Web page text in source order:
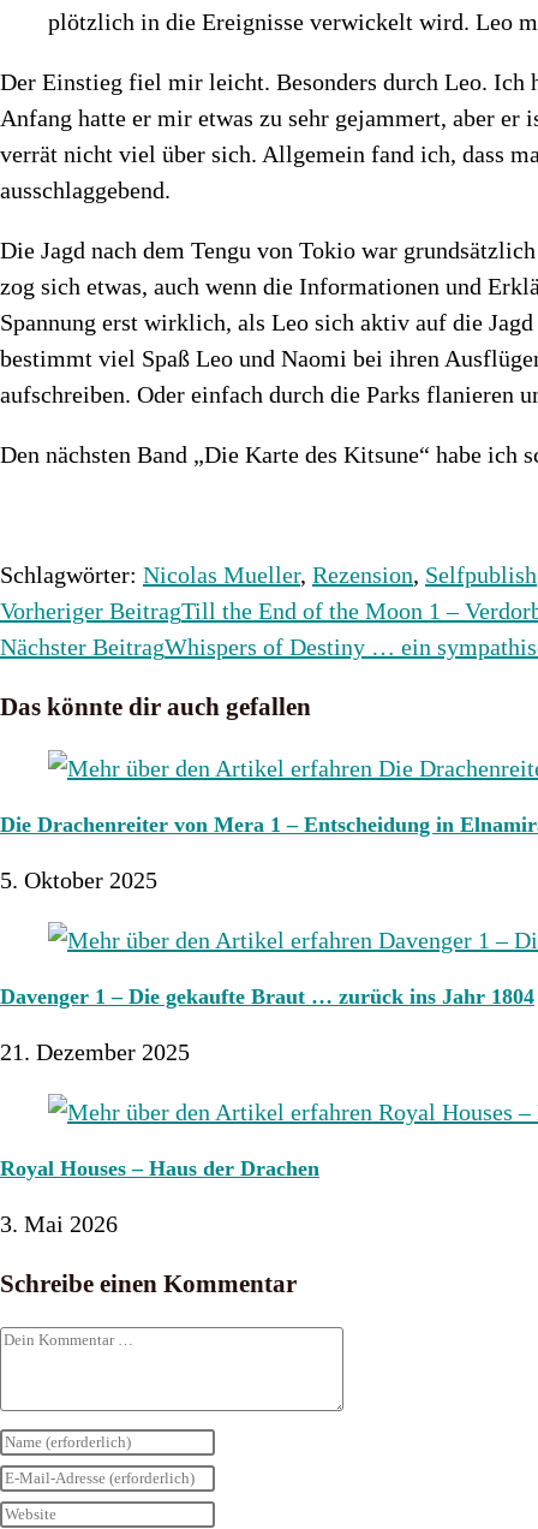
plötzlich in die Ereignisse verwickelt wird. Leo
Der Einstieg fiel mir leicht. Besonders durch Leo. Ich
Anfang hatte er mir etwas zu sehr gejammert, aber
verrät nicht viel über sich. Allgemein fand ich, dass
ausschlaggebend.
Die Jagd nach dem Tengu von Tokio war
zog sich etwas, auch wenn die Informationen und
Spannung erst wirklich, als Leo sich aktiv auf die
bestimmt viel Spaß Leo und Naomi bei ihren
aufschreiben. Oder einfach durch die Parks flanieren
Den nächsten Band „Die Karte des Kitsune“ habe
Schlagwörter: Nicolas Mueller, Rezension, Selfpublish
Weitere
Artikel
Vorheriger BeitragTill the End of the Moon 1 –
Nächster BeitragWhispers of Destiny … ein
Das könnte dir auch gefallen
Die Drachenreiter von Mera 1 – Entscheidung in
5. Oktober 2025
Davenger 1 – Die gekaufte Braut … zurück ins Jahr 1804
21. Dezember 2025
Royal Houses – Haus der Drachen
3. Mai 2026
Schreibe einen Kommentar
Kommentar
Gib
deinen
Namen
Gib
deine
Gib